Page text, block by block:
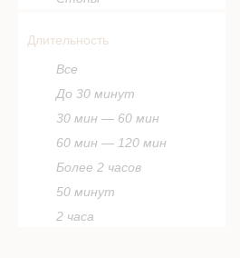
Длительность
Все
До 30 минут
30 мин — 60 мин
60 мин — 120 мин
Более 2 часов
50 минут
2 часа